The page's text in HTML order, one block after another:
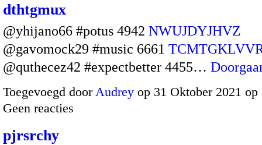
dthtgmux
@yhijano66 #potus 4942 NWUJDYJHVZ
@gavomock29 #music 6661
@quthecez42 #expectbetter 4455…
Toegevoegd doorAudrey op 31 Oktober 2021
Geen reacties
pjrsrchy